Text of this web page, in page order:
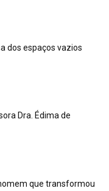
dos espaços vazios
Dra. Édima de
que transformou